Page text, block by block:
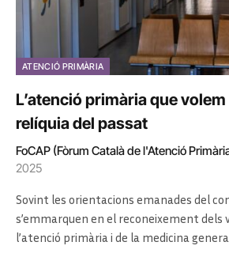
ATENCIÓ PRIMÀRIA
L’atenció primària que
relíquia del passat
FoCAP (Fòrum Català de l'Atenció
2025
Sovint les orientacions emanades del
s’emmarquen en el reconeixement dels
l’atenció primària i de la medicina